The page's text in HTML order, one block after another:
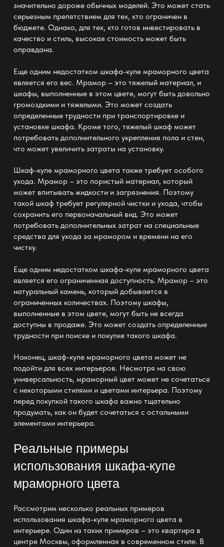
значительно дороже обычных моделей. Это может стать
серьезным препятствием для тех, кто ограничен в
бюджете. Однако, для тех, кто готов инвестировать в
качество и стиль, высокая стоимость может быть
оправдана.
Еще одним недостатком шкафа-купе мраморного цвета
является его вес. Мрамор – это тяжелый материал, и
шкафы, выполненные в этом цвете, могут быть довольно
громоздкими и тяжелыми. Это может создать
определенные трудности при транспортировке и
установке шкафа. Кроме того, тяжелый шкаф может
потребовать дополнительного укрепления пола и стен,
что может увеличить затраты на установку.
Шкаф-купе мраморного цвета также требует особого
ухода. Мрамор – это пористый материал, который
может впитывать жидкости и загрязнения. Поэтому
такой шкаф требует регулярной чистки и ухода, чтобы
сохранить его первоначальный вид. Это может
потребовать дополнительных затрат на специальные
средства для ухода за мрамором и времени на его
чистку.
Еще одним недостатком шкафа-купе мраморного цвета
является его ограниченная доступность. Мрамор – это
натуральный камень, который добывается в
ограниченных количествах. Поэтому шкафы,
выполненные в этом цвете, могут быть не всегда
доступны в продаже. Это может создать определенные
трудности при поиске и покупке такого шкафа.
Наконец, шкаф-купе мраморного цвета может не
подойти для всех интерьеров. Несмотря на свою
универсальность, мраморный цвет может не сочетаться
с некоторыми стилями и цветами интерьера. Поэтому
перед покупкой такого шкафа важно тщательно
продумать, как он будет сочетаться с остальными
элементами интерьера.
Реальные примеры
использования шкафа-купе
мраморного цвета
Рассмотрим несколько реальных примеров
использования шкафа-купе мраморного цвета в
интерьере. Один из таких примеров – это квартира в
центре Москвы, оформленная в современном стиле. В